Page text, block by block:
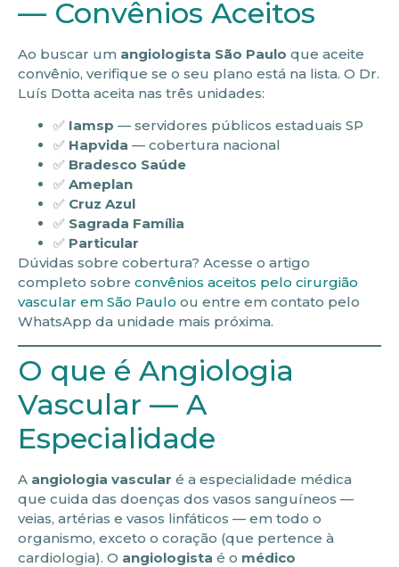
— Convênios Aceitos
Ao buscar um angiologista São Paulo que aceite
convênio, verifique se o seu plano está na lista. O Dr.
Luís Dotta aceita nas três unidades:
✅ Iamsp — servidores públicos estaduais SP
✅ Hapvida — cobertura nacional
✅ Bradesco Saúde
✅ Ameplan
✅ Cruz Azul
✅ Sagrada Família
✅ Particular
Dúvidas sobre cobertura? Acesse o artigo
completo sobre convênios aceitos pelo cirurgião
vascular em São Paulo ou entre em contato pelo
WhatsApp da unidade mais próxima.
O que é Angiologia
Vascular — A
Especialidade
A angiologia vascular é a especialidade médica
que cuida das doenças dos vasos sanguíneos —
veias, artérias e vasos linfáticos — em todo o
organismo, exceto o coração (que pertence à
cardiologia). O angiologista é o médico